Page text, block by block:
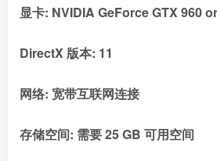
显卡: NVIDIA GeForce GTX 960
DirectX 版本: 11
网络: 宽带互联网连接
存储空间: 需要 25 GB 可用空间